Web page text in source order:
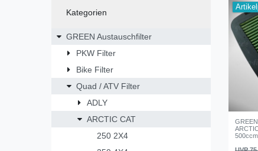
Kategorien
GREEN Austauschfilter
PKW Filter
Bike Filter
Quad / ATV Filter
ADLY
ARCTIC CAT
250 2X4